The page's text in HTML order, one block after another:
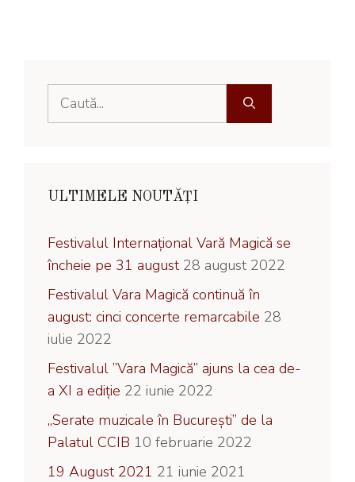
Caută
ULTIMELE NOUTĂȚI
Festivalul Internațional Vară Magică se
încheie pe 31 august 28 august 2022
Festivalul Vara Magică continuă în
august: cinci concerte remarcabile 28
iulie 2022
Festivalul ”Vara Magică” ajuns la cea de-
a XI a ediție 22 iunie 2022
„Serate muzicale în București” de la
Palatul CCIB 10 februarie 2022
19 August 2021 21 iunie 2021